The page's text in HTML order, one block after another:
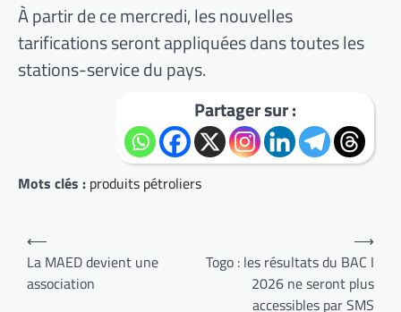
À partir de ce mercredi, les nouvelles
tarifications seront appliquées dans toutes les
stations-service du pays.
Partager sur :
Mots clés : produits pétroliers
Navigation
de
l’article
⟵
La MAED devient une
association
Togo : les résultats du BAC I
2026 ne seront plus
accessibles par SMS
⟶